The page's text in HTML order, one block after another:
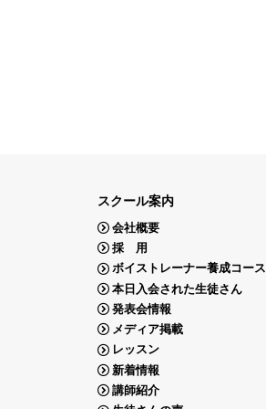
スクール案内
会社概要
採 用
ボイストレーナー養成コース
本日入会された生徒さん
発表会情報
メディア掲載
レッスン
新着情報
講師紹介